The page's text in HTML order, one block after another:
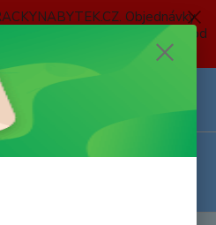
Objednávky
budou postupně expedovány od